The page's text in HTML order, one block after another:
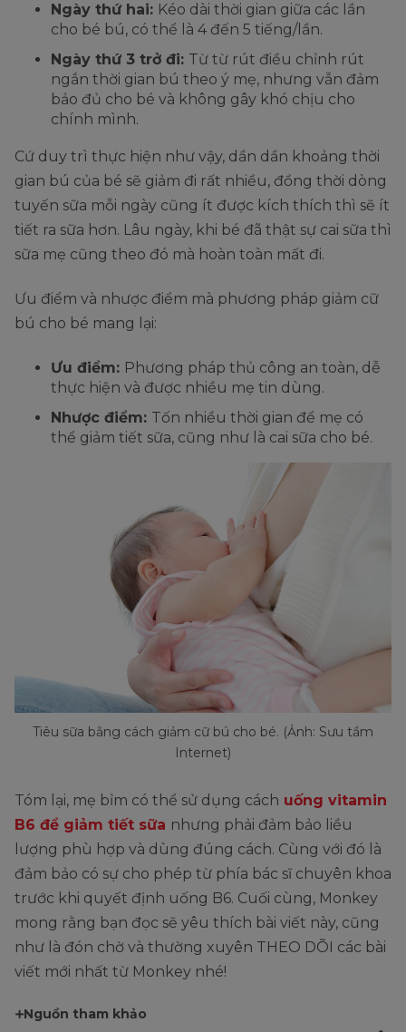
Ngày thứ hai: Kéo dài thời gian giữa các lần
cho bé bú, có thể là 4 đến 5 tiếng/lần.
Ngày thứ 3 trở đi: Từ từ rút điều chỉnh rút
ngắn thời gian bú theo ý mẹ, nhưng vẫn đảm
bảo đủ cho bé và không gây khó chịu cho
chính mình.
Cứ duy trì thực hiện như vậy, dần dần khoảng thời
gian bú của bé sẽ giảm đi rất nhiều, đồng thời dòng
tuyến sữa mỗi ngày cũng ít được kích thích thì sẽ ít
tiết ra sữa hơn. Lâu ngày, khi bé đã thật sự cai sữa thì
sữa mẹ cũng theo đó mà hoàn toàn mất đi.
Ưu điểm và nhược điểm mà phương pháp giảm cữ
bú cho bé mang lại:
Ưu điểm: Phương pháp thủ công an toàn, dễ
thực hiện và được nhiều mẹ tin dùng.
Nhược điểm: Tốn nhiều thời gian để mẹ có
thể giảm tiết sữa, cũng như là cai sữa cho bé.
Tiêu sữa bằng cách giảm cữ bú cho bé. (Ảnh: Sưu tầm
Internet)
Tóm lại, mẹ bỉm có thể sử dụng cách uống vitamin
B6 để giảm tiết sữa nhưng phải đảm bảo liều
lượng phù hợp và dùng đúng cách. Cùng với đó là
đảm bảo có sự cho phép từ phía bác sĩ chuyên khoa
trước khi quyết định uống B6. Cuối cùng, Monkey
mong rằng bạn đọc sẽ yêu thích bài viết này, cũng
như là đón chờ và thường xuyên THEO DÕI các bài
viết mới nhất từ Monkey nhé!
Nguồn tham khảo